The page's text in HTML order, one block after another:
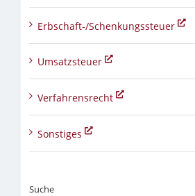
Erbschaft-/Schenkungssteuer
Umsatzsteuer
Verfahrensrecht
Sonstiges
Suche